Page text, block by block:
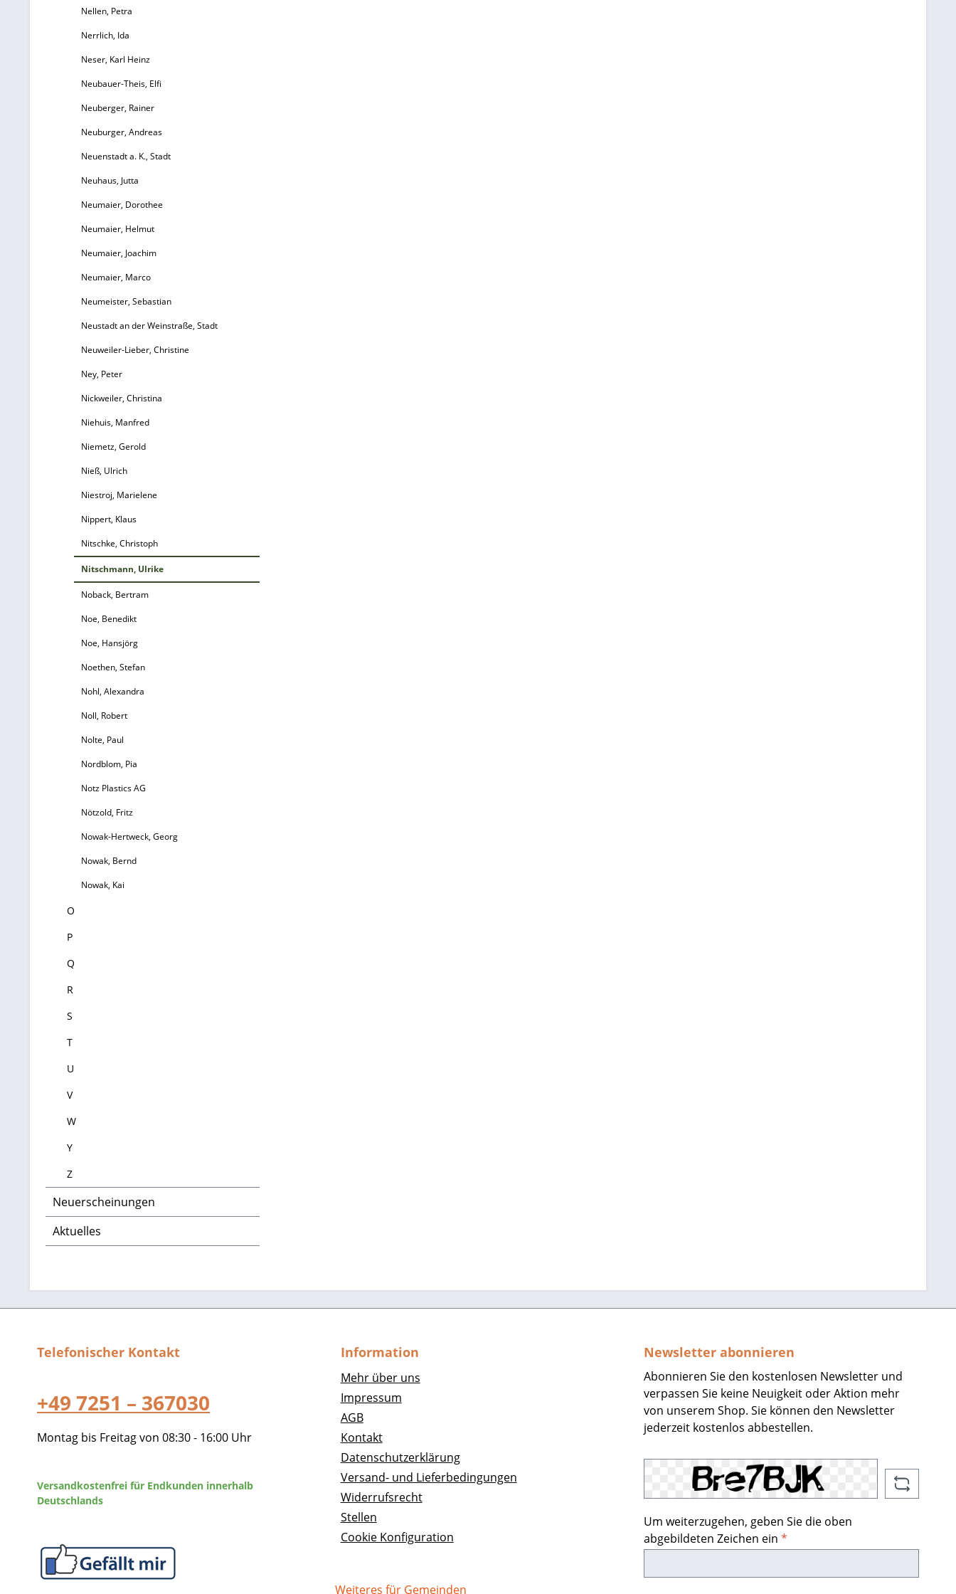
Nellen, Petra
Nerrlich, Ida
Neser, Karl Heinz
Neubauer-Theis, Elfi
Neuberger, Rainer
Neuburger, Andreas
Neuenstadt a. K., Stadt
Neuhaus, Jutta
Neumaier, Dorothee
Neumaier, Helmut
Neumaier, Joachim
Neumaier, Marco
Neumeister, Sebastian
Neustadt an der Weinstraße, Stadt
Neuweiler-Lieber, Christine
Ney, Peter
Nickweiler, Christina
Niehuis, Manfred
Niemetz, Gerold
Nieß, Ulrich
Niestroj, Marielene
Nippert, Klaus
Nitschke, Christoph
Nitschmann, Ulrike
Noback, Bertram
Noe, Benedikt
Noe, Hansjörg
Noethen, Stefan
Nohl, Alexandra
Noll, Robert
Nolte, Paul
Nordblom, Pia
Notz Plastics AG
Nötzold, Fritz
Nowak-Hertweck, Georg
Nowak, Bernd
Nowak, Kai
O
P
Q
R
S
T
U
V
W
Y
Z
Neuerscheinungen
Aktuelles
Telefonischer Kontakt
+49 7251 – 367030
Montag bis Freitag von 08:30 - 16:00 Uhr
Versandkostenfrei für Endkunden innerhalb
Deutschlands
Information
Mehr über uns
Impressum
AGB
Kontakt
Datenschutzerklärung
Versand- und Lieferbedingungen
Widerrufsrecht
Stellen
Cookie Konfiguration
Weiteres für Gemeinden
Newsletter abonnieren
Abonnieren Sie den kostenlosen Newsletter und
verpassen Sie keine Neuigkeit oder Aktion mehr
von unserem Shop. Sie können den Newsletter
jederzeit kostenlos abbestellen.
Um weiterzugehen, geben Sie die oben
abgebildeten Zeichen ein*